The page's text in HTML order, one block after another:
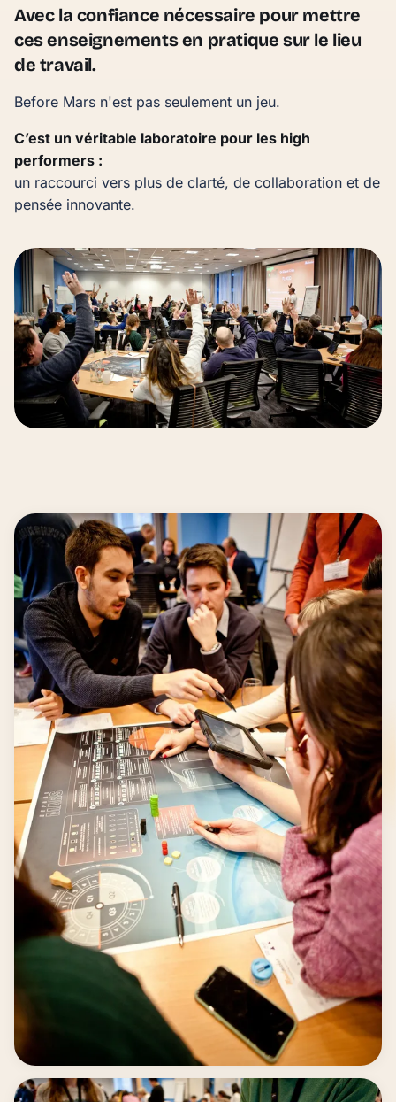
Avec la confiance nécessaire pour mettre
ces enseignements en pratique sur le lieu
de travail.
Before Mars n'est pas seulement un jeu.
C’est un véritable laboratoire pour les high
performers :
un raccourci vers plus de clarté, de collaboration et de
pensée innovante.
apprendre plus vite, grandir ensemble